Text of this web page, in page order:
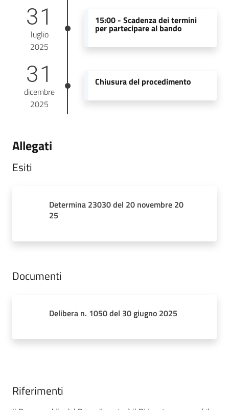
31
luglio
2025
15:00 - Scadenza dei termini
per partecipare al bando
31
dicembre
2025
Chiusura del procedimento
Allegati
Esiti
Determina 23030 del 20 novembre 20
25
Documenti
Delibera n. 1050 del 30 giugno 2025
Riferimenti